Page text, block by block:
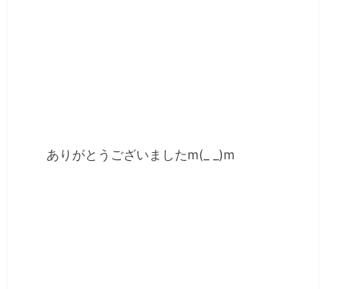
ありがとうございましたm(_ _)m